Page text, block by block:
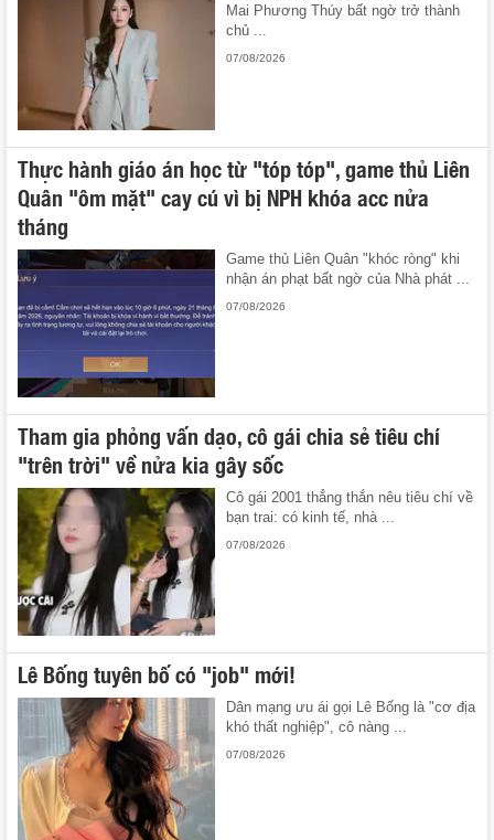
Mai Phương Thúy bất ngờ trở thành
chủ ...
07/08/2026
Thực hành giáo án học từ "tóp tóp", game thủ Liên
Quân "ôm mặt" cay cú vì bị NPH khóa acc nửa
tháng
Game thủ Liên Quân "khóc ròng" khi
nhận án phạt bất ngờ của Nhà phát ...
07/08/2026
Tham gia phỏng vấn dạo, cô gái chia sẻ tiêu chí
"trên trời" về nửa kia gây sốc
Cô gái 2001 thẳng thắn nêu tiêu chí về
bạn trai: có kinh tế, nhà ...
07/08/2026
Lê Bống tuyên bố có "job" mới!
Dân mạng ưu ái gọi Lê Bống là "cơ địa
khó thất nghiệp", cô nàng ...
07/08/2026